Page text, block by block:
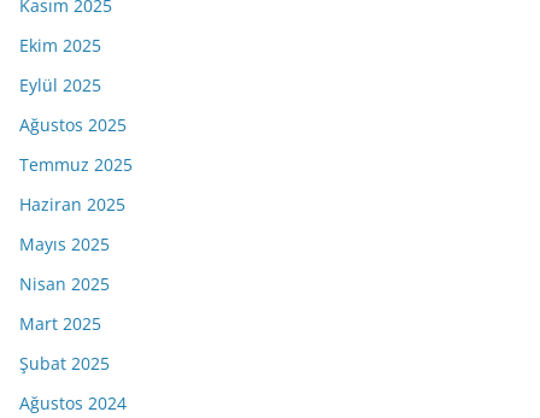
Kasım 2025
Ekim 2025
Eylül 2025
Ağustos 2025
Temmuz 2025
Haziran 2025
Mayıs 2025
Nisan 2025
Mart 2025
Şubat 2025
Ağustos 2024